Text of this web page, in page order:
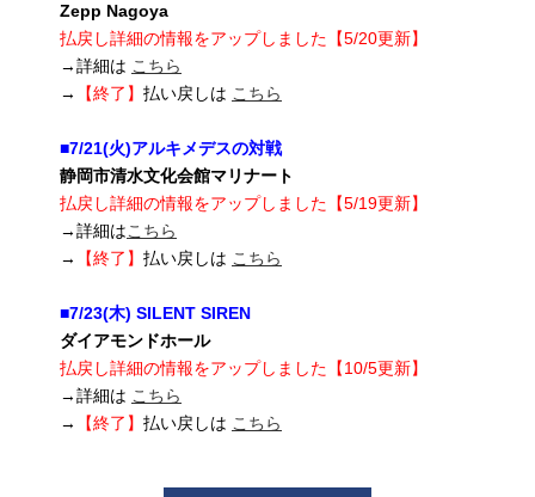
Zepp Nagoya
払戻し詳細の情報をアップしました【5/20更新】
→詳細は こちら
→
【終了】 払い戻しは こちら
■7/21(火)アルキメデスの対戦
静岡市清水文化会館マリナート
払戻し詳細の情報をアップしました【5/19更新】
→詳細はこちら
→
【終了】 払い戻しは こちら
■7/23(木) SILENT SIREN
ダイアモンドホール
払戻し詳細の情報をアップしました【10/5更新】
→詳細は こちら
→
【終了】 払い戻しは こちら